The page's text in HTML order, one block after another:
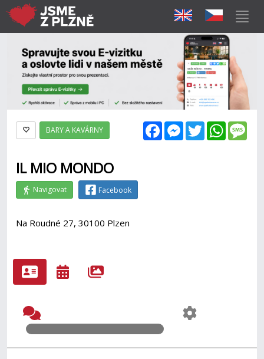
FacebookMessenger
Twitter
BARY A KAVÁRNY
IL MIO MONDO
Navigovat Facebook
Na Roudné 27, 30100 Plzen